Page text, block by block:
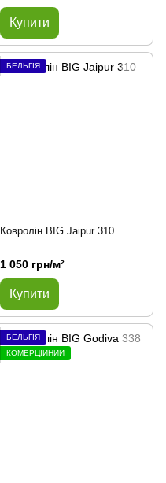
Купити
БЕЛЬГІЯ
Ковролін BIG Jaipur 310
1 050 грн/м²
Купити
БЕЛЬГІЯ
КОМЕРЦІЙНИЙ